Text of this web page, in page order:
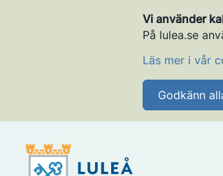
Vi använder
På lulea.se
Läs mer i vår
Godkänn